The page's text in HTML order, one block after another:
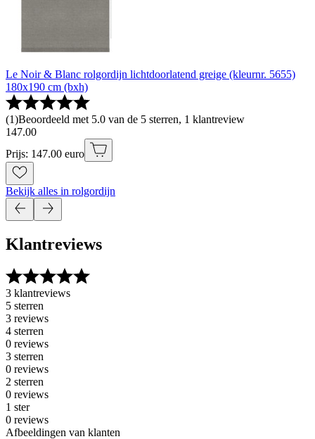
Le Noir & Blanc rolgordijn lichtdoorlatend greige (kleurnr. 5655)
180x190 cm (bxh)
(1)Beoordeeld met 5.0 van de 5 sterren, 1 klantreview
147.00
Prijs: 147.00 euro
Bekijk alles in rolgordijn
Klantreviews
3 klantreviews
5 sterren
3 reviews
4 sterren
0 reviews
3 sterren
0 reviews
2 sterren
0 reviews
1 ster
0 reviews
Afbeeldingen van klanten